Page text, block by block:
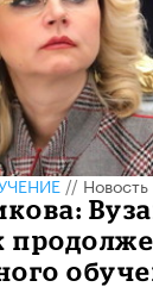
//Новость